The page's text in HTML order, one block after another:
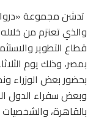
تدشن مجموعة
قطاع التطوير
بمصر، وذلك يوم
بحضور بعض الوزراء
وبعض سفراء الدول
بالقاهرة،